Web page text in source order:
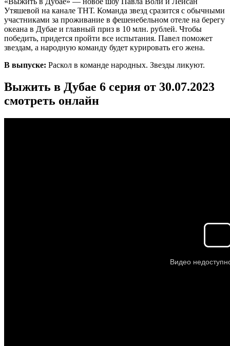
Утяшевой на канале ТНТ. Команда звезд сразится с обычными
участниками за проживание в фешенебельном отеле на берегу
океана в Дубае и главный приз в 10 млн. рублей. Чтобы
победить, придется пройти все испытания. Павел поможет
звездам, а народную команду будет курировать его жена.
В выпуске: Раскол в команде народных. Звезды ликуют.
Выжить в Дубае 6 серия от 30.07.2023
смотреть онлайн